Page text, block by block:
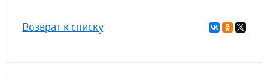
Возврат к списку